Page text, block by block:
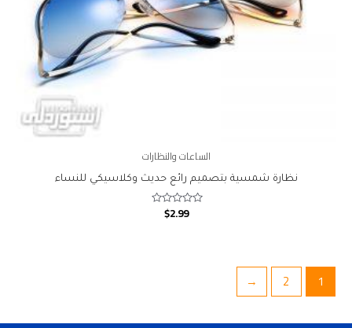
الساعات والنظارات
نظارة شمسية بتصميم رائع حديث وكلاسيكي للنساء
Rated
$2.99
1
2
←